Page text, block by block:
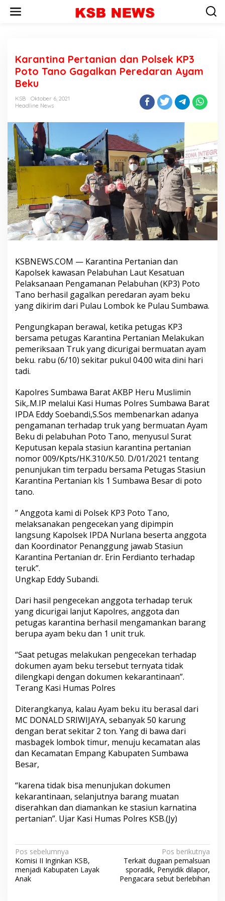
Karantina Pertanian dan Polsek KP3
Poto Tano Gagalkan Peredaran Ayam
Beku
KSB
Oktober 6, 2021
Headline News
KSBNEWS.COM — Karantina Pertanian dan
Kapolsek kawasan Pelabuhan Laut Kesatuan
Pelaksanaan Pengamanan Pelabuhan (KP3) Poto
Tano berhasil gagalkan peredaran ayam beku
yang dikirim dari Pulau Lombok ke Pulau Sumbawa.
Pengungkapan berawal, ketika petugas KP3
bersama petugas Karantina Pertanian Melakukan
pemeriksaan Truk yang dicurigai bermuatan ayam
beku. rabu (6/10) sekitar pukul 04.00 wita dini hari
tadi.
Kapolres Sumbawa Barat AKBP Heru Muslimin
Sik,.M.IP melalui Kasi Humas Polres Sumbawa Barat
IPDA Eddy Soebandi,S.Sos membenarkan adanya
pengamanan terhadap truk yang bermuatan Ayam
Beku di pelabuhan Poto Tano, menyusul Surat
Keputusan kepala stasiun karantina pertanian
nomor 009/Kpts/HK.310/K.50. D/01/2021 tentang
penunjukan tim terpadu bersama Petugas Stasiun
Karantina Pertanian kls 1 Sumbawa Besar di poto
tano.
” Anggota kami di Polsek KP3 Poto Tano,
melaksanakan pengecekan yang dipimpin
langsung Kapolsek IPDA Nurlana beserta anggota
dan Koordinator Penanggung jawab Stasiun
Karantina Pertanian dr. Erin Ferdianto terhadap
teruk”.
Ungkap Eddy Subandi.
Dari hasil pengecekan anggota terhadap teruk
yang dicurigai lanjut Kapolres, anggota dan
petugas karantina berhasil mengamankan barang
berupa ayam beku dan 1 unit truk.
“Saat petugas melakukan pengecekan terhadap
dokumen ayam beku tersebut ternyata tidak
dilengkapi dengan dokumen kekarantinaan”.
Terang Kasi Humas Polres
Diterangkanya, kalau Ayam beku itu berasal dari
MC DONALD SRIWIJAYA, sebanyak 50 karung
dengan berat sekitar 2 ton. Yang di bawa dari
masbagek lombok timur, menuju kecamatan alas
dan Kecamatan Empang Kabupaten Sumbawa
Besar,
“karena tidak bisa menunjukan dokumen
kekarantinaan, selanjutnya barang muatan
diserahkan dan diamankan ke stasiun karnatina
pertanian”. Ujar Kasi Humas Polres KSB.(Jy)
N
a
v
Pos sebelumnya
Komisi II Inginkan KSB,
menjadi Kabupaten Layak
Anak
Pos berikutnya
Terkait dugaan pemalsuan
sporadik, Penyidik dilapor,
Pengacara sebut berlebihan